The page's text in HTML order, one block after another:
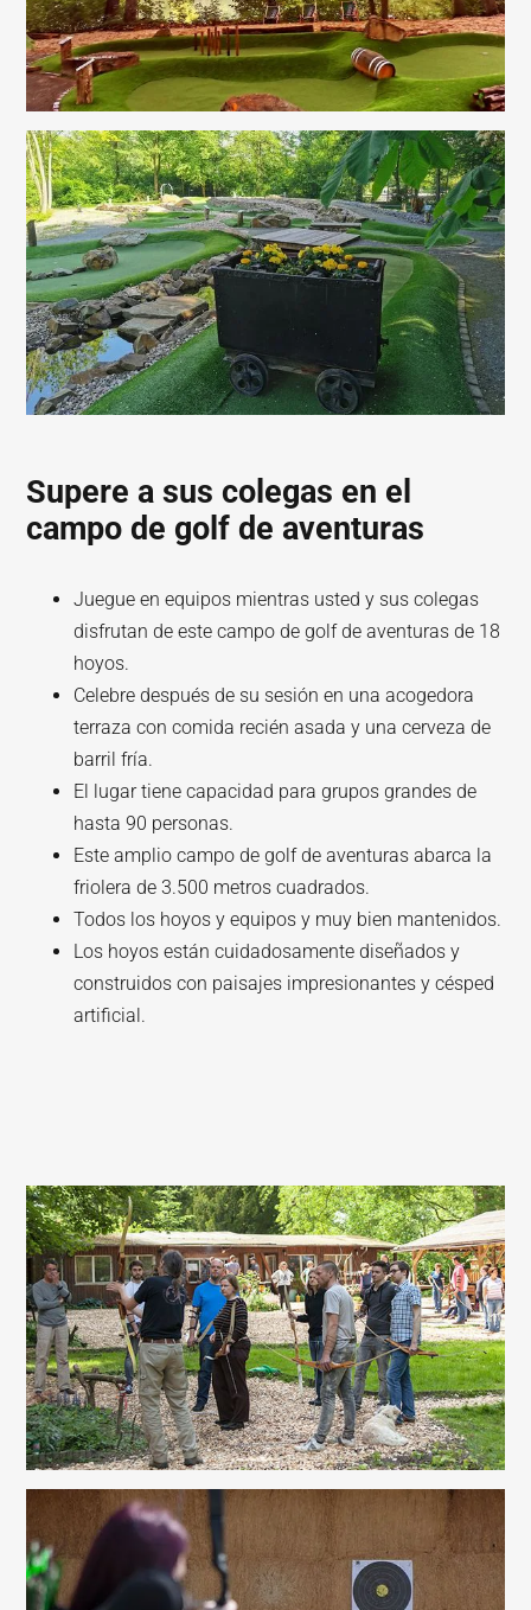
Supere a sus colegas en el
campo de golf de aventuras
Juegue en equipos mientras usted y sus colegas
disfrutan de este campo de golf de aventuras de 18
hoyos.
Celebre después de su sesión en una acogedora
terraza con comida recién asada y una cerveza de
barril fría.
El lugar tiene capacidad para grupos grandes de
hasta 90 personas.
Este amplio campo de golf de aventuras abarca la
friolera de 3.500 metros cuadrados.
Todos los hoyos y equipos y muy bien mantenidos.
Los hoyos están cuidadosamente diseñados y
construidos con paisajes impresionantes y césped
artificial.